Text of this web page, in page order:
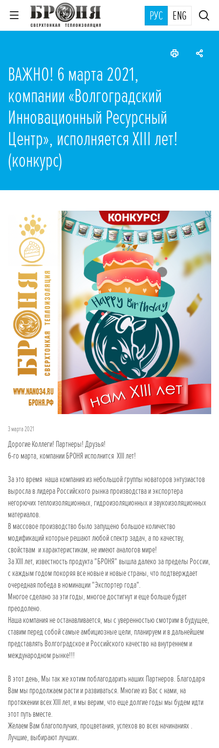
РУС ENG
ВАЖНО! 6 марта 2021,
компании «Волгоградский
Инновационный Ресурсный
Центр», исполняется XIII лет!
(конкурс)
3 марта 2021
Дорогие Коллеги! Партнеры! Друзья!
6-го марта, компании БРОНЯ исполнится XIII лет!
За это время наша компания из небольшой группы новаторов энтузиастов
выросла в лидера Российского рынка производства и экспортера
негорючих теплоизоляционных, гидроизоляционных и звукоизоляционных
материалов.
В массовое производство было запущено большое количество
модификаций которые решают любой спектр задач, а по качеству,
свойствам и характеристикам, не имеют аналогов мире!
За XIII лет, известность продукта "БРОНЯ" вышла далеко за пределы России,
с каждым годом покоряя все новые и новые страны, что подтверждает
очередная победа в номинации "Экспортер года".
Многое сделано за эти годы, многое достигнут и еще больше будет
преодолено.
Наша компания не останавливается, мы с уверенностью смотрим в будущее,
ставим перед собой самые амбициозные цели, планируем и в дальнейшем
представлять Волгоградское и Российского качество на внутреннем и
международном рынке!!!
В этот день, Мы так же хотим поблагодарить наших Партнеров. Благодаря
Вам мы продолжаем расти и развиваться. Многие из Вас с нами, на
протяжении всех XIII лет, и мы верим, что еще долгие годы мы будем идти
этот путь вместе.
Желаем Вам благополучия, процветания, успехов во всех начинаниях .
Лучшие, выбирают лучших.